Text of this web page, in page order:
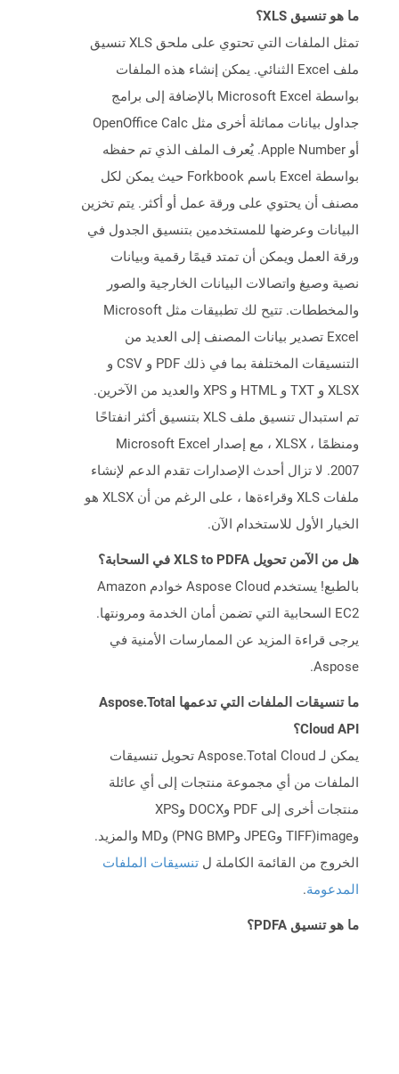
ما هو تنسيق XLS؟
تمثل الملفات التي تحتوي على ملحق XLS تنسيق
ملف Excel الثنائي. يمكن إنشاء هذه الملفات
بواسطة Microsoft Excel بالإضافة إلى برامج
جداول بيانات مماثلة أخرى مثل OpenOffice Calc
أو Apple Number. يُعرف الملف الذي تم حفظه
بواسطة Excel باسم Forkbook حيث يمكن لكل
مصنف أن يحتوي على ورقة عمل أو أكثر. يتم تخزين
البيانات وعرضها للمستخدمين بتنسيق الجدول في
ورقة العمل ويمكن أن تمتد قيمًا رقمية وبيانات
نصية وصيغ واتصالات البيانات الخارجية والصور
والمخططات. تتيح لك تطبيقات مثل Microsoft
Excel تصدير بيانات المصنف إلى العديد من
التنسيقات المختلفة بما في ذلك PDF و CSV و
XLSX و TXT و HTML و XPS والعديد من الآخرين.
تم استبدال تنسيق ملف XLS بتنسيق أكثر انفتاحًا
ومنظمًا ، XLSX ، مع إصدار Microsoft Excel
2007. لا تزال أحدث الإصدارات تقدم الدعم لإنشاء
ملفات XLS وقراءةها ، على الرغم من أن XLSX هو
الخيار الأول للاستخدام الآن.
هل من الآمن تحويل XLS to PDFA في السحابة؟
بالطبع! يستخدم Aspose Cloud خوادم Amazon
EC2 السحابية التي تضمن أمان الخدمة ومرونتها.
يرجى قراءة المزيد عن الممارسات الأمنية في
Aspose.
ما تنسيقات الملفات التي تدعمها Aspose.Total
Cloud API؟
يمكن لـ Aspose.Total Cloud تحويل تنسيقات
الملفات من أي مجموعة منتجات إلى أي عائلة
منتجات أخرى إلى PDF وDOCX وXPS
وimage(TIFF وJPEG وPNG BMP) وMD والمزيد.
الخروج من القائمة الكاملة ل تنسيقات الملفات
المدعومة.
ما هو تنسيق PDFA؟